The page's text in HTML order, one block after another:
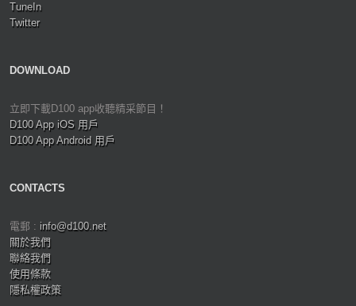
TuneIn
Twitter
DOWNLOAD
立即下載D100 app收聽精采節目！
D100 App iOS 用戶
D100 App Android 用戶
CONTACTS
電郵 : info@d100.net
關於我們
聯絡我們
使用條款
隱私權政策